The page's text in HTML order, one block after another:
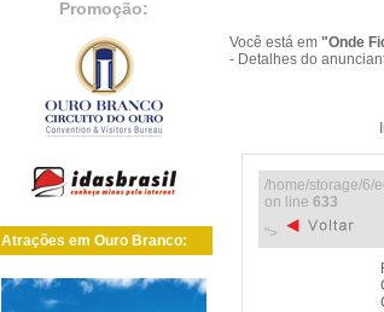
Promoção:
Atrações em Ouro Branco:
Você está em "Onde
- Detalhes do
/home/storage/6/
on line 633
">